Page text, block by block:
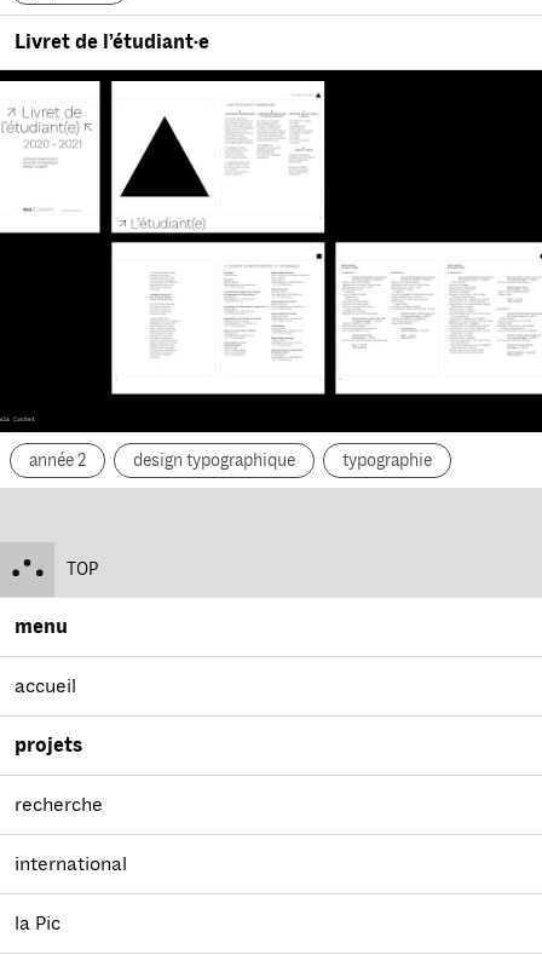
Livret de l’étudiant·e
année 2 design typographique typographie
TOP
menu
accueil
projets
recherche
international
la Pic